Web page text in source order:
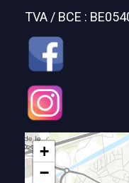
TVA / BCE :
+
−